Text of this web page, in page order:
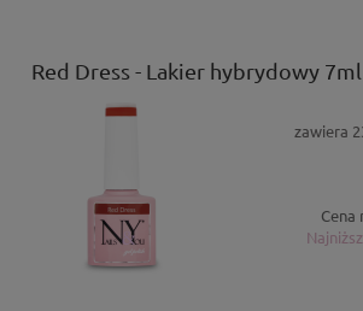
Red Dress - Lakier hybrydowy 7ml
zawiera
Cena